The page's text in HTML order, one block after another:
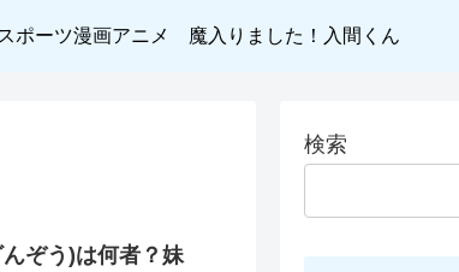
スポーツ漫画アニメ 魔入りました！入間くん
ぞう)は何者？妹
検索